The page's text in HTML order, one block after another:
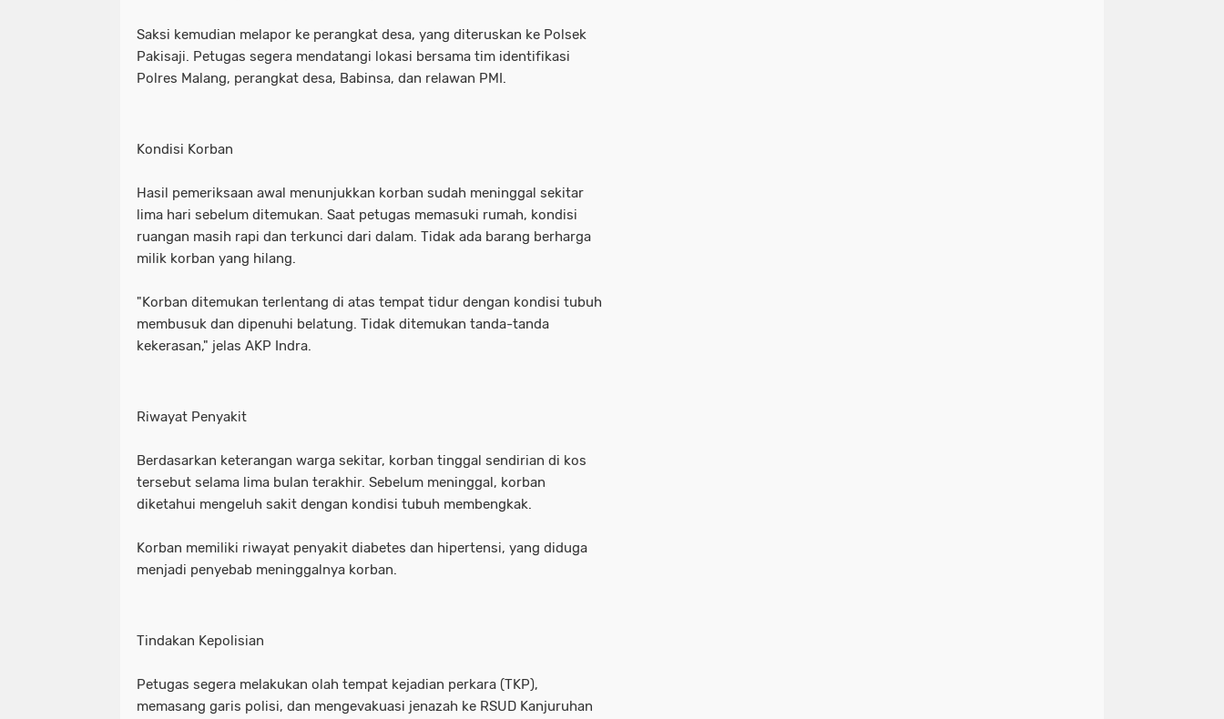
Saksi kemudian melapor ke perangkat desa, yang diteruskan ke Polsek
Pakisaji. Petugas segera mendatangi lokasi bersama tim identifikasi
Polres Malang, perangkat desa, Babinsa, dan relawan PMI.
Kondisi Korban
Hasil pemeriksaan awal menunjukkan korban sudah meninggal sekitar
lima hari sebelum ditemukan. Saat petugas memasuki rumah, kondisi
ruangan masih rapi dan terkunci dari dalam. Tidak ada barang berharga
milik korban yang hilang.
"Korban ditemukan terlentang di atas tempat tidur dengan kondisi tubuh
membusuk dan dipenuhi belatung. Tidak ditemukan tanda-tanda
kekerasan," jelas AKP Indra.
Riwayat Penyakit
Berdasarkan keterangan warga sekitar, korban tinggal sendirian di kos
tersebut selama lima bulan terakhir. Sebelum meninggal, korban
diketahui mengeluh sakit dengan kondisi tubuh membengkak.
Korban memiliki riwayat penyakit diabetes dan hipertensi, yang diduga
menjadi penyebab meninggalnya korban.
Tindakan Kepolisian
Petugas segera melakukan olah tempat kejadian perkara (TKP),
memasang garis polisi, dan mengevakuasi jenazah ke RSUD Kanjuruhan